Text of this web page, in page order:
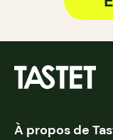
À propos de